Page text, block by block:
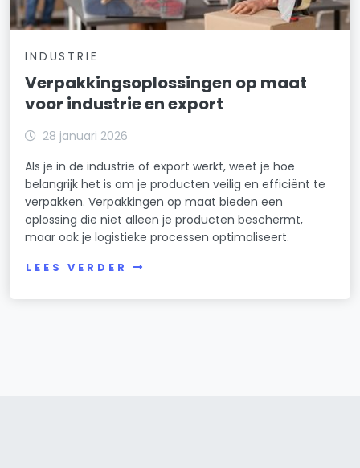
INDUSTRIE
Verpakkingsoplossingen op maat
voor industrie en export
28 januari 2026
Als je in de industrie of export werkt, weet je hoe
belangrijk het is om je producten veilig en efficiënt te
verpakken. Verpakkingen op maat bieden een
oplossing die niet alleen je producten beschermt,
maar ook je logistieke processen optimaliseert.
LEES VERDER